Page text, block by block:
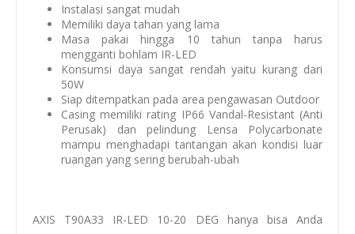
Instalasi sangat mudah
Memiliki daya tahan yang lama
Masa pakai hingga 10 tahun tanpa harus
mengganti bohlam IR-LED
Konsumsi daya sangat rendah yaitu kurang dari
50W
Siap ditempatkan pada area pengawasan Outdoor
Casing memiliki rating IP66 Vandal-Resistant (Anti
Perusak) dan pelindung Lensa Polycarbonate
mampu menghadapi tantangan akan kondisi luar
ruangan yang sering berubah-ubah
AXIS T90A33 IR-LED 10-20 DEG hanya bisa Anda